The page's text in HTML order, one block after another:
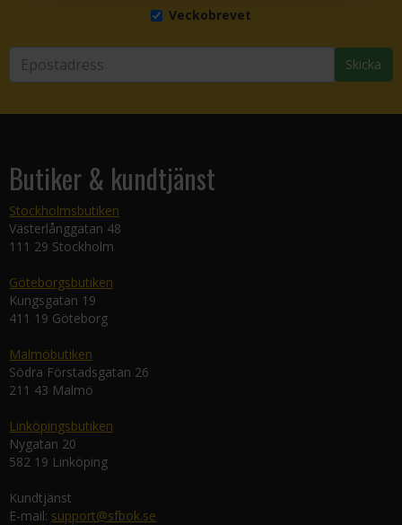
Veckobrevet
Skicka
Butiker & kundtjänst
Stockholmsbutiken
Västerlånggatan 48
111 29 Stockholm
Göteborgsbutiken
Kungsgatan 19
411 19 Göteborg
Malmöbutiken
Södra Förstadsgatan 26
211 43 Malmö
Linköpingsbutiken
Nygatan 20
582 19 Linköping
Kundtjänst
E-mail: support@sfbok.se